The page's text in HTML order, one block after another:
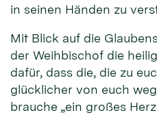
in seinen Händen zu
Mit Blick auf die
der Weihbischof die
dafür, dass die, die zu
glücklicher von euch
brauche „ein großes